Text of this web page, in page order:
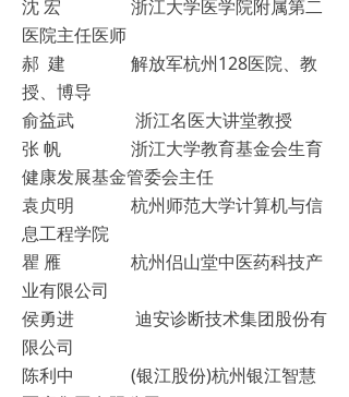
沈 宏 浙江大学医学院附属第二
医院主任医师
郝 建 解放军杭州128医院、教
授、博导
俞益武 浙江名医大讲堂教授
张 帆 浙江大学教育基金会生育
健康发展基金管委会主任
袁贞明 杭州师范大学计算机与信
息工程学院
瞿 雁 杭州侣山堂中医药科技产
业有限公司
侯勇进 迪安诊断技术集团股份有
限公司
陈利中 (银江股份)杭州银江智慧